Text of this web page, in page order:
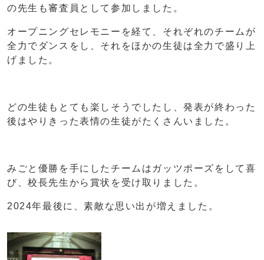
の先生も審査員として参加しました。
オープニングセレモニーを経て、それぞれのチームが
全力でダンスをし、それをほかの生徒は全力で盛り上
げました。
どの生徒もとても楽しそうでしたし、発表が終わった
後はやりきった表情の生徒がたくさんいました。
みごと優勝を手にしたチームはガッツポーズをして喜
び、校長先生から賞状を受け取りました。
2024年最後に、素敵な思い出が増えました。